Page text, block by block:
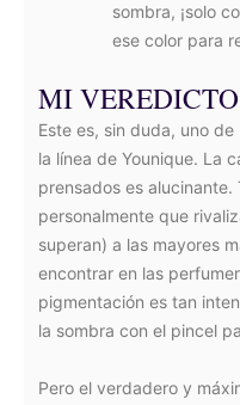
sombra, ¡solo
ese color para
MI
Este es, sin duda, uno
la línea de Younique. La
prensados es
personalmente que
superan) a las mayores
encontrar en las
pigmentación es tan
la sombra con el pincel
Pero el verdadero y